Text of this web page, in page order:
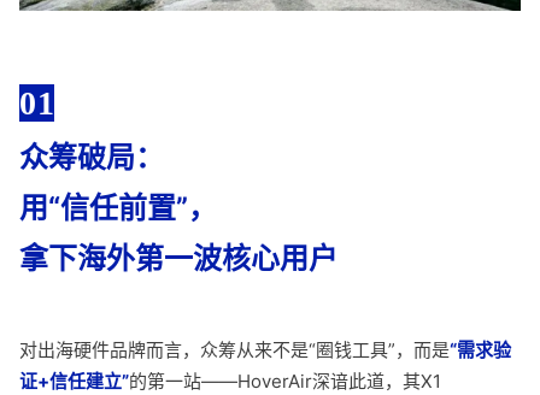
01
众筹破局：
用“信任前置”，
拿下海外第一波核心用户
对出海硬件品牌而言，众筹从来不是“圈钱工具”，而是“需求验
证+信任建立”的第一站——HoverAir深谙此道，其X1